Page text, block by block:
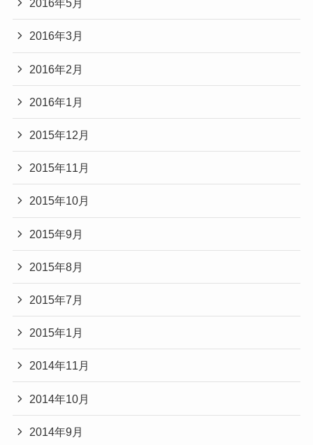
2016年5月
2016年3月
2016年2月
2016年1月
2015年12月
2015年11月
2015年10月
2015年9月
2015年8月
2015年7月
2015年1月
2014年11月
2014年10月
2014年9月